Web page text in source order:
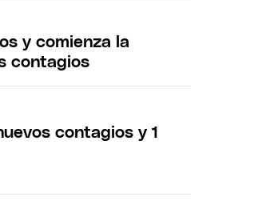
y comienza la
contagios
contagios y 1